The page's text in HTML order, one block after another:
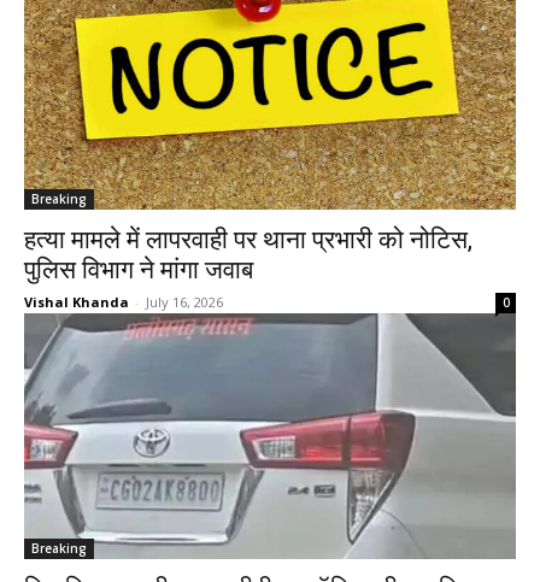
Breaking
हत्या मामले में लापरवाही पर थाना प्रभारी को नोटिस,
पुलिस विभाग ने मांगा जवाब
Vishal Khanda - July 16, 2026 0
Breaking